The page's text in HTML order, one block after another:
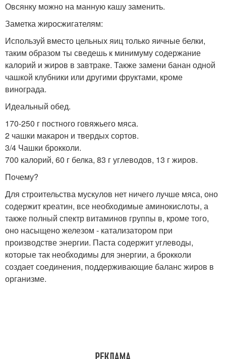
Овсянку можно на манную кашу заменить.
Заметка жиросжигателям:
Используй вместо цельных яиц только яичные белки,
таким образом ты сведешь к минимуму содержание
калорий и жиров в завтраке. Также замени банан одной
чашкой клубники или другими фруктами, кроме
винограда.
Идеальный обед.
170-250 г постного говяжьего мяса.
2 чашки макарон и твердых сортов.
3/4 Чашки брокколи.
700 калорий, 60 г белка, 83 г углеводов, 13 г жиров.
Почему?
Для строительства мускулов нет ничего лучше мяса, оно
содержит креатин, все необходимые аминокислоты, а
также полный спектр витаминов группы в, кроме того,
оно насыщено железом - катализатором при
производстве энергии. Паста содержит углеводы,
которые так необходимы для энергии, а брокколи
создает соединения, поддерживающие баланс жиров в
организме.